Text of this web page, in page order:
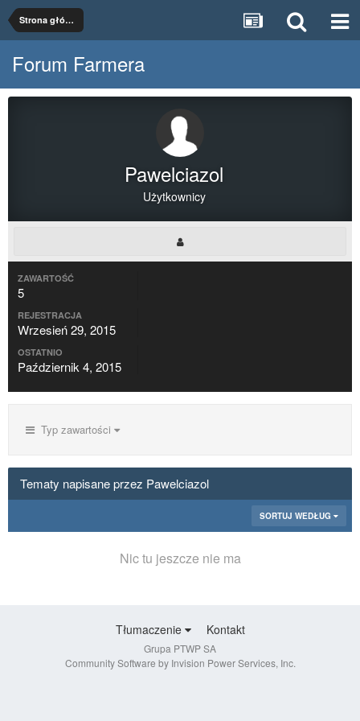
Strona główna
Forum Farmera
Pawelciazol
Użytkownicy
ZAWARTOŚĆ
5
REJESTRACJA
Wrzesień 29, 2015
OSTATNIO
Październik 4, 2015
Typ zawartości
Tematy napisane przez Pawelciazol
SORTUJ WEDŁUG
Nic tu jeszcze nie ma
Tłumaczenie Kontakt
Grupa PTWP SA
Community Software by Invision Power Services, Inc.